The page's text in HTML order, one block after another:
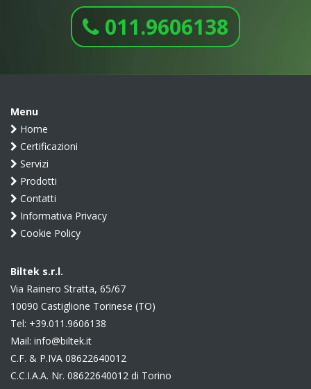
011.9606138
Menu
Home
Certificazioni
Servizi
Prodotti
Contatti
Informativa Privacy
Cookie Policy
Biltek s.r.l.
Via Rainero Stratta, 65/67
10090 Castiglione Torinese (TO)
Tel: +39.011.9606138
Mail: info@biltek.it
C.F. & P.IVA 08622640012
C.C.I.A.A. Nr. 08622640012 di Torino